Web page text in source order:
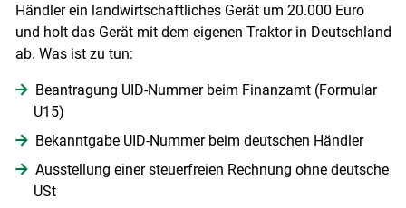
Händler ein landwirtschaftliches Gerät um 20.000 Euro
und holt das Gerät mit dem eigenen Traktor in Deutschland
ab. Was ist zu tun:
Beantragung UID-Nummer beim Finanzamt (Formular
U15)
Bekanntgabe UID-Nummer beim deutschen Händler
Ausstellung einer steuerfreien Rechnung ohne deutsche
USt